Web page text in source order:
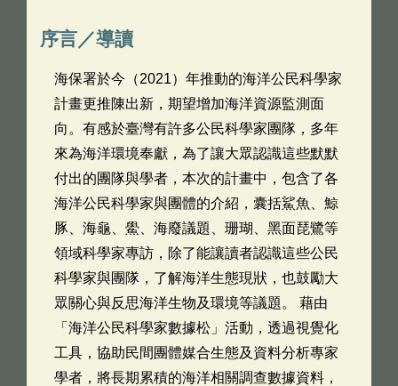
序言／導讀
海保署於今（2021）年推動的海洋公民科學家
計畫更推陳出新，期望增加海洋資源監測面
向。有感於臺灣有許多公民科學家團隊，多年
來為海洋環境奉獻，為了讓大眾認識這些默默
付出的團隊與學者，本次的計畫中，包含了各
海洋公民科學家與團體的介紹，囊括鯊魚、鯨
豚、海龜、鱟、海廢議題、珊瑚、黑面琵鷺等
領域科學家專訪，除了能讓讀者認識這些公民
科學家與團隊，了解海洋生態現狀，也鼓勵大
眾關心與反思海洋生物及環境等議題。 藉由
「海洋公民科學家數據松」活動，透過視覺化
工具，協助民間團體媒合生態及資料分析專家
學者，將長期累積的海洋相關調查數據資料，